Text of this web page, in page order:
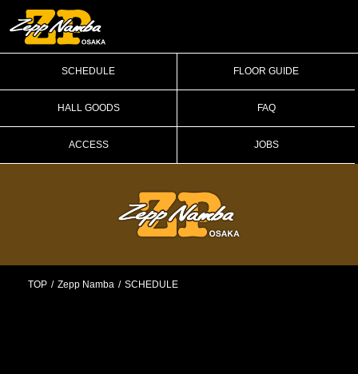
SCHEDULE FLOOR GUIDE
HALL GOODS FAQ
ACCESS JOBS
TOP Zepp Namba SCHEDULE